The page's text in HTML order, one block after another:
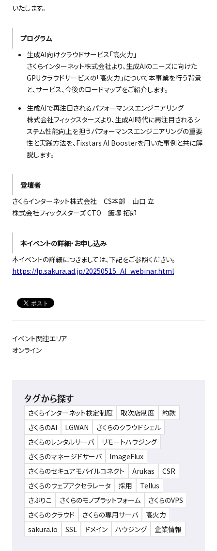
いたします。
プログラム
生成AI向けクラウドサービス「高火力」
さくらインターネット株式会社より、生成AIのニーズに向けた
GPUクラウドサービスの「高火力」について本事業を行う背景
と、サービス、今後のロードマップをご紹介します。
生成AIで再注目されるパフォーマンスエンジニアリング
株式会社フィックスターズより、生成AI時代に再注目されるシ
ステム性能向上を担うパフォーマンスエンジニアリングの重要
性と実践方法を、Fixstars AI Boosterを用いた事例と共に解
説します。
登壇者
さくらインターネット株式会社 CS本部 山口 立
株式会社フィックスターズ CTO 飯塚 拓郎
本イベントの詳細・お申し込み
本イベントの詳細につきましては、下記をご参照ください。
https://lp.sakura.ad.jp/20250515_AI_webinar.html
イベント関連エリア
オンライン
タグから探す
さくらインターネット検定制度 取次店制度
約款
さくらのAI
LGWAN
さくらのクラウドシェル
さくらのレンタルサーバ
リモートハウジング
さくらのマネージドサーバ
ImageFlux
さくらのセキュアモバイルコネクト
Arukas
CSR
さくらのウェブアクセラレータ
採用
Tellus
さぶりこ
さくらのモノプラットフォーム
さくらのVPS
さくらのクラウド
さくらの専用サーバ
高火力
sakura.io
SSL ドメイン ハウジング 企業情報